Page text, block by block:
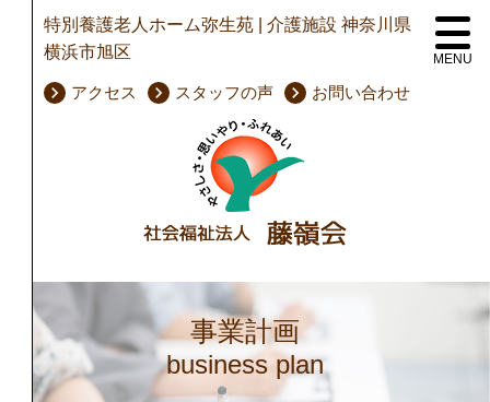
特別養護老人ホーム弥生苑 | 介護施設 神奈川県
横浜市旭区
keyboard_arrow_right アクセス keyboard_arrow_right スタッフの声 keyboard_arrow_right お問い合わせ
MENU
事業計画
business plan